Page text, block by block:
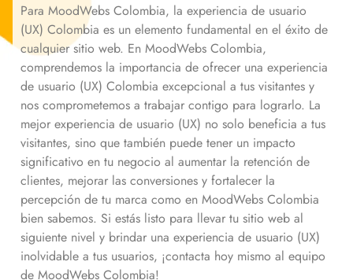
Para MoodWebs Colombia, la experiencia de usuario
(UX) Colombia es un elemento fundamental en el éxito de
cualquier sitio web. En MoodWebs Colombia,
comprendemos la importancia de ofrecer una experiencia
de usuario (UX) Colombia excepcional a tus visitantes y
nos comprometemos a trabajar contigo para lograrlo. La
mejor experiencia de usuario (UX) no solo beneficia a tus
visitantes, sino que también puede tener un impacto
significativo en tu negocio al aumentar la retención de
clientes, mejorar las conversiones y fortalecer la
percepción de tu marca como en MoodWebs Colombia
bien sabemos. Si estás listo para llevar tu sitio web al
siguiente nivel y brindar una experiencia de usuario (UX)
inolvidable a tus usuarios, ¡contacta hoy mismo al equipo
de MoodWebs Colombia!